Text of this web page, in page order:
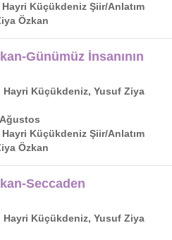
Küçükdeniz Şiir/Anlatım
Özkan
Günümüz İnsanının
Hayri Küçükdeniz, Yusuf Ziya
Küçükdeniz Şiir/Anlatım
Özkan
Seccaden
Hayri Küçükdeniz, Yusuf Ziya